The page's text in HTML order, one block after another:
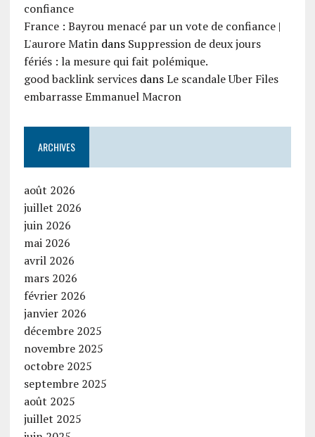
confiance
France : Bayrou menacé par un vote de confiance |
L'aurore Matindans Suppression de deux jours
fériés : la mesure qui fait polémique.
good backlink servicesdansLe scandale Uber Files
embarrasse Emmanuel Macron
ARCHIVES
août 2026
juillet 2026
juin 2026
mai 2026
avril 2026
mars 2026
février 2026
janvier 2026
décembre 2025
novembre 2025
octobre 2025
septembre 2025
août 2025
juillet 2025